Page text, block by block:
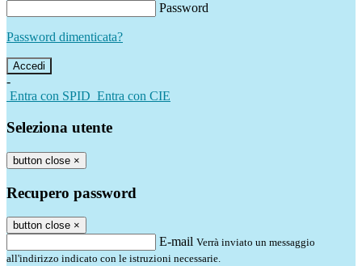
Password
Password dimenticata?
-
Entra con SPID Entra con CIE
Seleziona utente
button close ×
Recupero password
button close ×
E-mail Verrà inviato un messaggio
all'indirizzo indicato con le istruzioni necessarie.